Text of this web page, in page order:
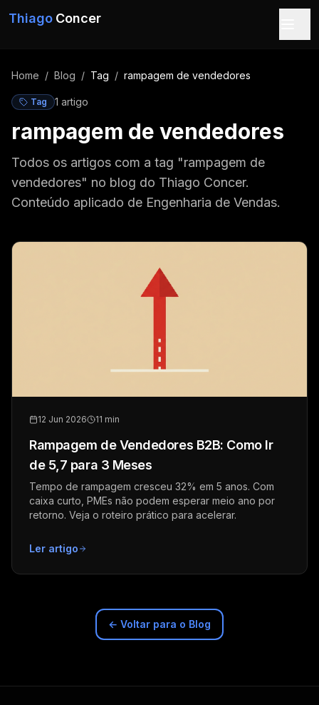
Thiago Concer
Home / Blog / Tag / rampagem de vendedores
Tag 1 artigo
rampagem de vendedores
Todos os artigos com a tag "rampagem de
vendedores" no blog do Thiago Concer.
Conteúdo aplicado de Engenharia de Vendas.
12 Jun 2026 11 min
Rampagem de Vendedores B2B: Como Ir
de 5,7 para 3 Meses
Tempo de rampagem cresceu 32% em 5 anos. Com
caixa curto, PMEs não podem esperar meio ano por
retorno. Veja o roteiro prático para acelerar.
Ler artigo
← Voltar para o Blog